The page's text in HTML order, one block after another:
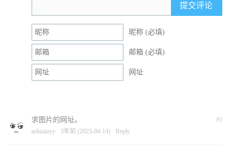
提交评论
昵称 (必填)
邮箱 (必填)
网址
#0
求图片的网址。
ashuaizyy 3年前 (2023-04-14) Reply